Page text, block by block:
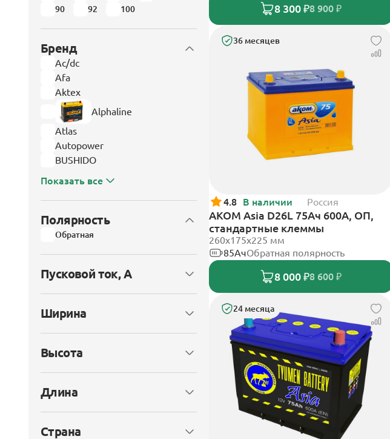
90
92 100
Бренд
Ac/dc
Afa
Aktex
Alphaline
Atlas
Autopower
BUSHIDO
Показать все
Полярность
Обратная
Пусковой ток, А
Ширина
Высота
Длина
Страна
8 300 ₽8 900 ₽
36 месяцев
4.8 В наличии Россия
АКОМ Asia D26L 75Ач 600А, ОП,
стандартные клеммы
260x175x225 мм
85АчОбратная полярность
8 000 ₽8 600 ₽
24 месяца